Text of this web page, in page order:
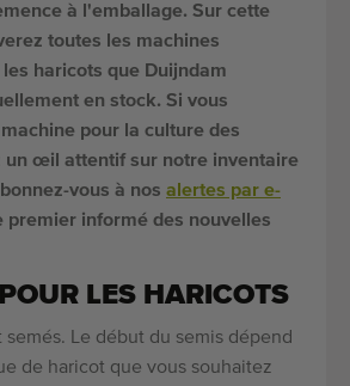
à l'emballage. Sur cette
toutes les machines
haricots que Duijndam
en stock. Si vous
pour la culture des
un œil attentif sur notre inventaire
vous à nos alertes par e-
premier informé des nouvelles
LES HARICOTS
semés. Le début du semis dépend
de haricot que vous souhaitez